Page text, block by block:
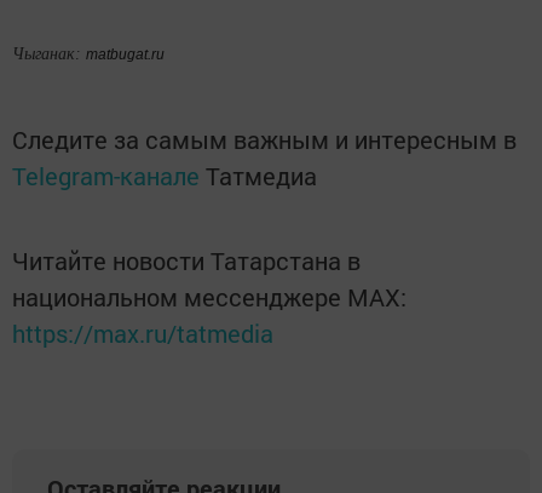
Чыганак: matbugat.ru
Следите за самым важным и интересным в
Telegram-канале Татмедиа
Читайте новости Татарстана в
национальном мессенджере MАХ:
https://max.ru/tatmedia